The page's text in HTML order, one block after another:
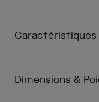
Caractéristiques
Dimensions &